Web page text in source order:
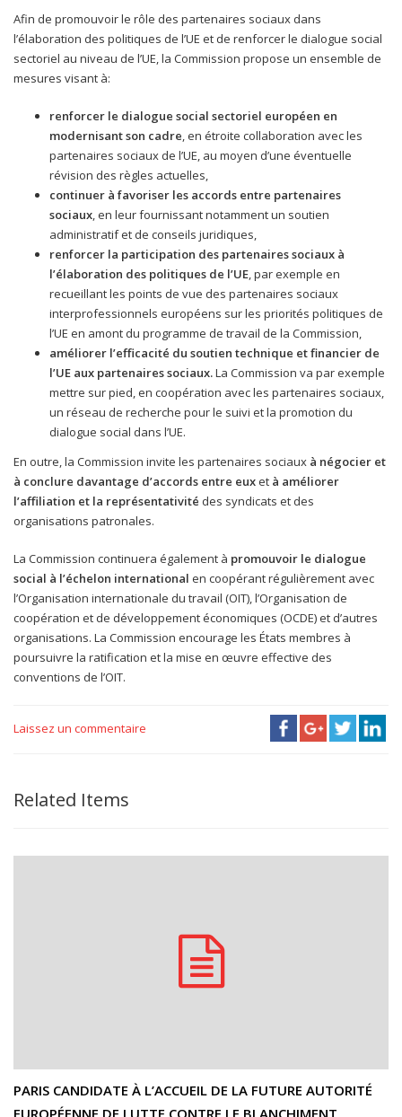
Afin de promouvoir le rôle des partenaires sociaux dans
l’élaboration des politiques de l’UE et de renforcer le dialogue social
sectoriel au niveau de l’UE, la Commission propose un ensemble de
mesures visant à:
renforcer le dialogue social sectoriel européen en
modernisant son cadre, en étroite collaboration avec les
partenaires sociaux de l’UE, au moyen d’une éventuelle
révision des règles actuelles,
continuer à favoriser les accords entre partenaires
sociaux, en leur fournissant notamment un soutien
administratif et de conseils juridiques,
renforcer la participation des partenaires sociaux à
l’élaboration des politiques de l’UE, par exemple en
recueillant les points de vue des partenaires sociaux
interprofessionnels européens sur les priorités politiques de
l’UE en amont du programme de travail de la Commission,
améliorer l’efficacité du soutien technique et financier de
l’UE aux partenaires sociaux.La Commission va par exemple
mettre sur pied, en coopération avec les partenaires sociaux,
un réseau de recherche pour le suivi et la promotion du
dialogue social dans l’UE.
En outre, la Commission invite les partenaires sociaux à négocier et
à conclure davantage d’accords entre euxet à améliorer
l’affiliation et la représentativité des syndicats et des
organisations patronales.
La Commission continuera également à promouvoir le dialogue
social à l’échelon international en coopérant régulièrement avec
l’Organisation internationale du travail (OIT), l’Organisation de
coopération et de développement économiques (OCDE) et d’autres
organisations. La Commission encourage les États membres à
poursuivre la ratification et la mise en œuvre effective des
conventions de l’OIT.
Laissez un commentaire
Related Items
PARIS CANDIDATE À L’ACCUEIL DE LA FUTURE AUTORITÉ